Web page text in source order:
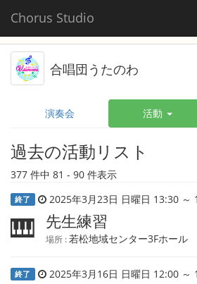
Chorus Studio
合唱団うたのわ
演奏会 活動
過去の活動リスト
377 件中 81 - 90 件表示
終了 2025年3月23日 日曜日 13:30 ～
🎹 先生練習
場所 :若松地域センター3Fホー
終了 2025年3月16日 日曜日 12:00 ～